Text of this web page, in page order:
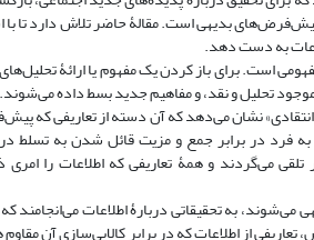
بدیهی است. مقالۀ حاضر تلاش دارد تا
به دست دهد.
است. برای باز کردن یک مفهوم یا ارائۀ
تحلیل و نقد، و مفاهیم جدید بسط داده می‌شوند.
نشان می‌دهد که آن دسته از تعاریفی که
فرد در برابر جمع و مزیت قائل شدن به تسلط
می‌گردند و همۀ تعاریفی که اطلاعات را
می‌شوند، به تحقیقاتی دربارۀ اطلاعات می‌انجامند
از اطلاعات که در برابر کالایی‌سازی آن